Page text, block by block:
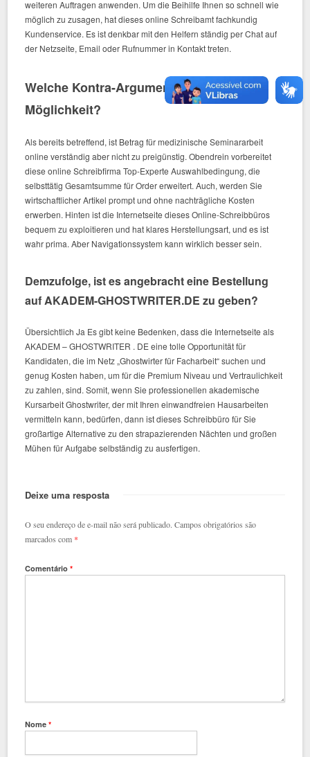
weiteren Auftragen anwenden. Um die Beihilfe Ihnen so schnell wie
möglich zu zusagen, hat dieses online Schreibamt fachkundig
Kundenservice. Es ist denkbar mit den Helfern ständig per Chat auf
der Netzseite, Email oder Rufnummer in Kontakt treten.
Welche Kontra-Argumente hat online
Möglichkeit?
Als bereits betreffend, ist Betrag für medizinische Seminararbeit
online verständig aber nicht zu preigünstig. Obendrein vorbereitet
diese online Schreibfirma Top-Experte Auswahlbedingung, die
selbsttätig Gesamtsumme für Order erweitert. Auch, werden Sie
wirtschaftlicher Artikel prompt und ohne nachträgliche Kosten
erwerben. Hinten ist die Internetseite dieses Online-Schreibbüros
bequem zu exploitieren und hat klares Herstellungsart, und es ist
wahr prima. Aber Navigationssystem kann wirklich besser sein.
Demzufolge, ist es angebracht eine Bestellung
auf AKADEM-GHOSTWRITER.DE zu geben?
Übersichtlich Ja Es gibt keine Bedenken, dass die Internetseite als
AKADEM – GHOSTWRITER . DE eine tolle Opportunität für
Kandidaten, die im Netz „Ghostwirter für Facharbeit“ suchen und
genug Kosten haben, um für die Premium Niveau und Vertraulichkeit
zu zahlen, sind. Somit, wenn Sie professionellen akademische
Kursarbeit Ghostwriter, der mit Ihren einwandfreien Hausarbeiten
vermitteln kann, bedürfen, dann ist dieses Schreibbüro für Sie
großartige Alternative zu den strapazierenden Nächten und großen
Mühen für Aufgabe selbständig zu ausfertigen.
Deixe uma resposta
O seu endereço de e-mail não será publicado. Campos obrigatórios são
marcados com *
Comentário*
Nome*